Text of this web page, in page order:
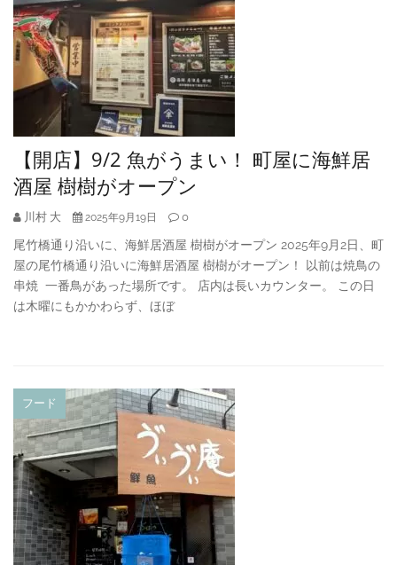
【開店】9/2 魚がうまい！ 町屋に海鮮居
酒屋 樹樹がオープン
川村 大 2025年9月19日 0
尾竹橋通り沿いに、海鮮居酒屋 樹樹がオープン 2025年9月2日、町
屋の尾竹橋通り沿いに海鮮居酒屋 樹樹がオープン！ 以前は焼鳥の
串焼 一番鳥があった場所です。 店内は長いカウンター。 この日
は木曜にもかかわらず、ほぼ
フード